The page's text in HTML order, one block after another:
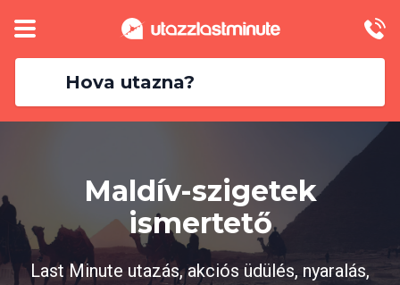
Hova utazna?
Maldív-szigetek
ismertető
Last Minute utazás, akciós üdülés, nyaralás,